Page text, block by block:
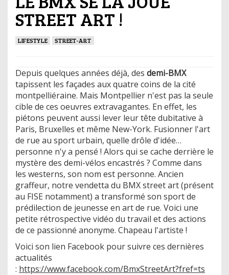
STREET ART !
LIFESTYLE STREET-ART
Depuis quelques années déjà, des demi-BMX
tapissent les façades aux quatre coins de la cité
montpelliéraine. Mais Montpellier n'est pas la seule
cible de ces oeuvres extravagantes. En effet, les
piétons peuvent aussi lever leur tête dubitative à
Paris, Bruxelles et même New-York. Fusionner l'art
de rue au sport urbain, quelle drôle d'idée…
personne n'y a pensé ! Alors qui se cache derrière le
mystère des demi-vélos encastrés ? Comme dans
les westerns, son nom est personne. Ancien
graffeur, notre vendetta du BMX street art (présent
au FISE notamment) a transformé son sport de
prédilection de jeunesse en art de rue. Voici une
petite rétrospective vidéo du travail et des actions
de ce passionné anonyme. Chapeau l'artiste !
Voici son lien Facebook pour suivre ces dernières
actualités
: https://www.facebook.com/BmxStreetArt?fref=ts